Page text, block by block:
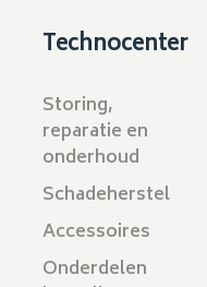
Technocenter
Storing,
reparatie en
onderhoud
Schadeherstel
Accessoires
Onderdelen